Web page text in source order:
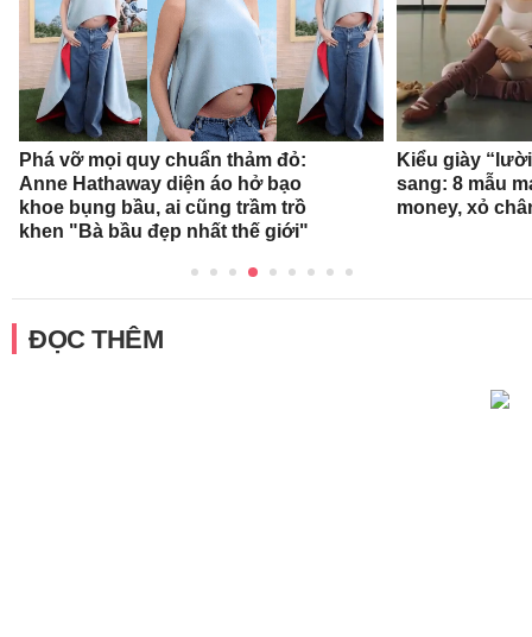
Phá vỡ mọi quy chuẩn thảm đỏ:
Anne Hathaway diện áo hở bạo
khoe bụng bầu, ai cũng trầm trồ
khen "Bà bầu đẹp nhất thế giới"
Kiểu giày
sang: 8 mẫu
money, xỏ
ĐỌC THÊM